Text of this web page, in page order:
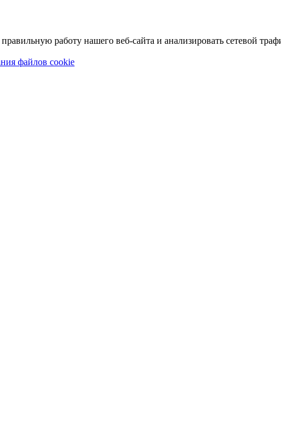
работу нашего веб-сайта и анализировать сетевой
файлов cookie